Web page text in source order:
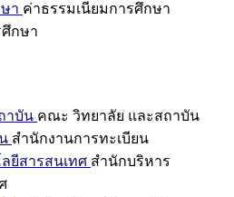
า ค่าธรรมเนียมการศึกษา
กษา
าบัน คณะ วิทยาลัย และสถาบัน
สำนักงานการทะเบียน
ยีสารสนเทศ สำนักบริหาร